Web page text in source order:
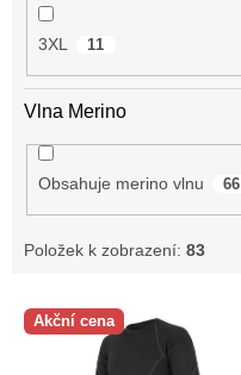
3XL 11
Vlna Merino
Obsahuje merino vlnu 66
Položek k zobrazení: 83
V Akční cena